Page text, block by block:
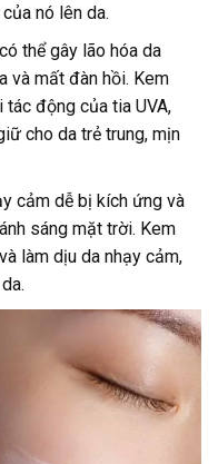
nó lên da.
thể gây lão hóa da
và mất đàn hồi. Kem
động của tia UVA,
cho da trẻ trung, mịn
cảm dễ bị kích ứng và
sáng mặt trời. Kem
làm dịu da nhạy cảm,